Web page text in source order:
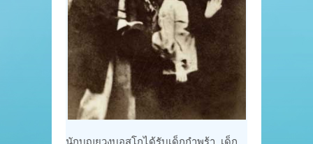
นักบุญยวงบอสโกได้รับเด็กกำพร้า เด็ก